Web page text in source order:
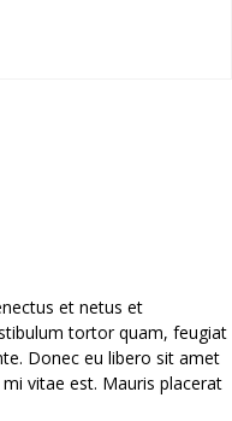
et netus et
tortor quam, feugiat
Donec eu libero sit amet
vitae est. Mauris placerat